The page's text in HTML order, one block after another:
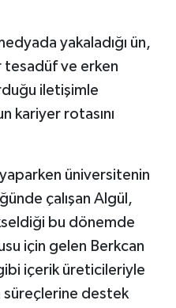
yakaladığı ün,
tesadüf ve erken
iletişimle
kariyer rotasını
üniversitenin
çalışan Algül,
bu dönemde
için gelen Berkcan
içerik üreticileriyle
süreçlerine destek